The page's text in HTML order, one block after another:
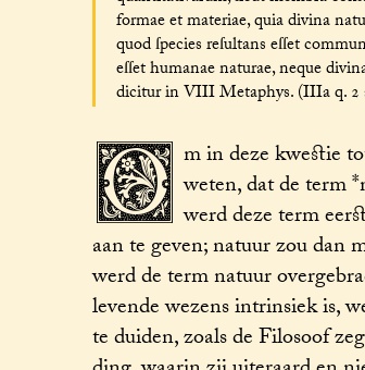
formae et materiae, quia divina
quod ſpecies reſultans eſſet
eſſet humanae naturae, neque
dicitur in VIII Metaphys. (IIIa q. 2
O m in deze kwestie
weten, dat de term
werd deze term
aan te geven; natuur zou dan
werd de term natuur
levende wezens intrinsiek is,
te duiden, zoals de Filosoof